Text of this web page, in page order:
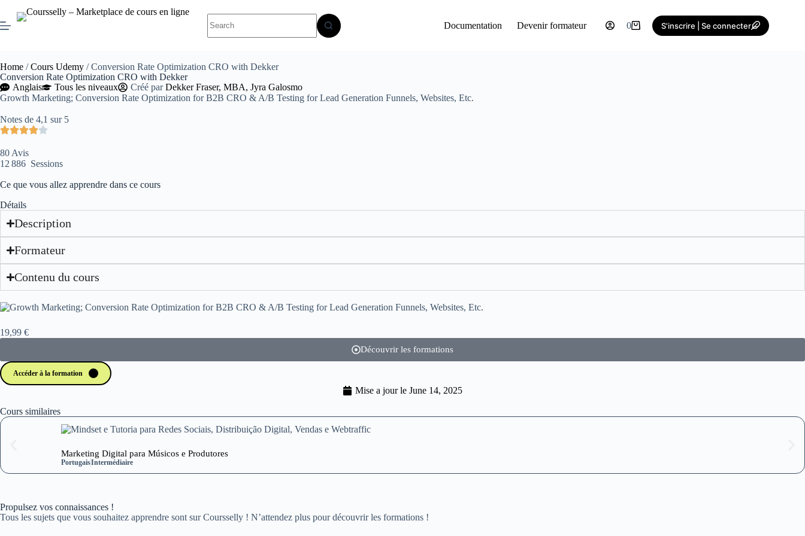
Documentation Devenir formateur 0 S'inscrire | Se connecter
Home /Cours Udemy / Conversion Rate Optimization CRO with Dekker
Conversion Rate Optimization CRO with Dekker
Anglais
Tous les niveaux Créé parDekker Fraser, MBA, Jyra Galosmo
Growth Marketing; Conversion Rate Optimization for B2B CRO & A/B Testing for Lead Generation Funnels, Websites, Etc.
Notes de 4,1 sur 5
80 Avis
12 886 Sessions
Ce que vous allez apprendre dans ce cours
Détails
Description
Formateur
Contenu du cours
19,99 €
Découvrir les formations
Accéder à la formation
Mise a jour le June 14, 2025
Cours similaires
Marketing Digital para Músicos e Produtores
PortugaisIntermédiaire
Propulsez vos connaissances !
Tous les sujets que vous souhaitez apprendre sont sur Coursselly ! N’attendez plus pour découvrir les formations !